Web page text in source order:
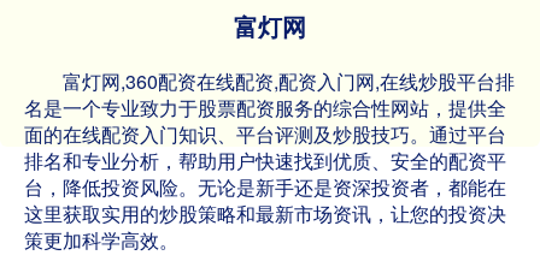
富灯网
富灯网,360配资在线配资,配资入门网,在线炒股平台排
名是一个专业致力于股票配资服务的综合性网站，提供全
面的在线配资入门知识、平台评测及炒股技巧。通过平台
排名和专业分析，帮助用户快速找到优质、安全的配资平
台，降低投资风险。无论是新手还是资深投资者，都能在
这里获取实用的炒股策略和最新市场资讯，让您的投资决
策更加科学高效。